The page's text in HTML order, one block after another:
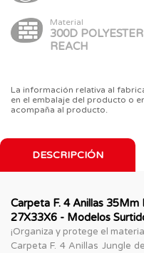
Material
300D
REACH
La información relativa al
en el embalaje del producto o
acompaña al producto.
DESCRIPCIÓN
Carpeta F. 4 Anillas
27X33X6 - Modelos
¡Organiza y protege el
Carpeta F. 4 Anillas Jungle